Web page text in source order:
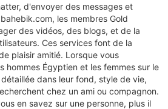
d'envoyer des messages et
les membres Gold
des vidéos, des blogs, et de la
Ces services font de la
plaisir amitié. Lorsque vous
hommes Égyptien et les femmes sur le
dans leur fond, style de vie,
chez un ami ou compagnon.
en savez sur une personne, plus il